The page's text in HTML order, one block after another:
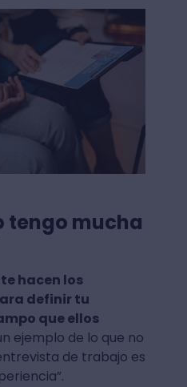
tengo mucha
hacen los
definir tu
que ellos
ejemplo de lo que no
de trabajo es